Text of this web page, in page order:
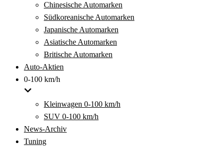
Chinesische Automarken
Südkoreanische Automarken
Japanische Automarken
Asiatische Automarken
Britische Automarken
Auto-Aktien
0-100 km/h
Kleinwagen 0-100 km/h
SUV 0-100 km/h
News-Archiv
Tuning